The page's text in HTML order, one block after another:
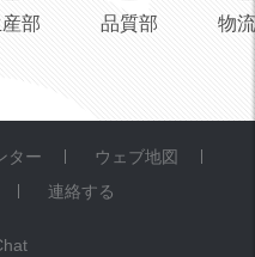
部 品質部 物
ター
ウェブ地図
連絡する